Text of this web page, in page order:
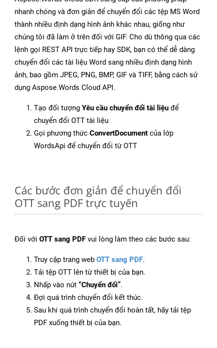
nhanh chóng và đơn giản để chuyển đổi các tệp MS Word
thành nhiều định dạng hình ảnh khác nhau, giống như
chúng tôi đã làm ở trên đối với GIF. Cho dù thông qua các
lệnh gọi REST API trực tiếp hay SDK, bạn có thể dễ dàng
chuyển đổi các tài liệu Word sang nhiều định dạng hình
ảnh, bao gồm JPEG, PNG, BMP, GIF và TIFF, bằng cách sử
dụng Aspose.Words Cloud API.
Tạo đối tượng Yêu cầu chuyển đổi tài liệu để
chuyển đổi OTT tài liệu
Gọi phương thức ConvertDocument của lớp
WordsApi để chuyển đổi từ OTT
Các bước đơn giản để chuyển đổi
OTT sang PDF trực tuyến
Đối với OTT sang PDF vui lòng làm theo các bước sau:
Truy cập trang web OTT sang PDF.
Tải tệp OTT lên từ thiết bị của bạn.
Nhấp vào nút “Chuyển đổi”.
Đợi quá trình chuyển đổi kết thúc.
Sau khi quá trình chuyển đổi hoàn tất, hãy tải tệp
PDF xuống thiết bị của bạn.